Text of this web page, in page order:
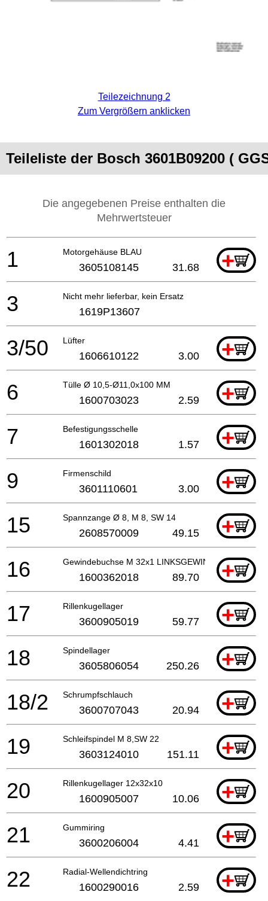
Teilezeichnung 2
Zum Vergrößern anklicken
Teileliste der Bosch 3601B09200 (
Die angegebenen Preise enthalten die
Mehrwertsteuer
Motorgehäuse BLAU +
1 3605108145 31.68
Nicht mehr lieferbar, kein Ersatz
3 1619P13607
Lüfter +
3/50 1606610122 3.00
Tülle Ø 10,5-Ø11,0x100 MM +
6 1600703023 2.59
Befestigungsschelle +
7 1601302018 1.57
Firmenschild +
9 3601110601 3.00
Spannzange Ø 8, M 8, SW 14 +
15 2608570009 49.15
Gewindebuchse M 32x1 LINKSGEWINDE+
16 1600362018 89.70
Rillenkugellager +
17 3600905019 59.77
Spindellager +
18 3605806054 250.26
Schrumpfschlauch +
18/2 3600707043 20.94
Schleifspindel M 8,SW 22 +
19 3603124010 151.11
Rillenkugellager 12x32x10 +
20 1600905007 10.06
Gummiring +
21 3600206004 4.41
Radial-Wellendichtring +
22 1600290016 2.59